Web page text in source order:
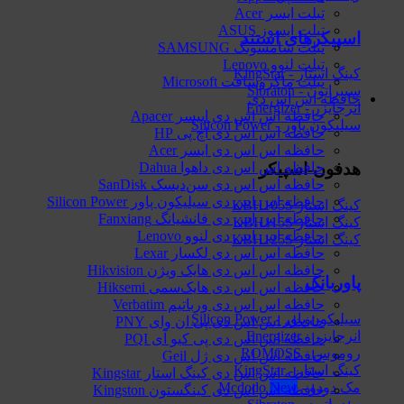
اسپیکرهای استند
کینگ استار - KingStar
سیبراتون - Sibraton
انرجایزر - Energizer
سیلیکون پاور - Silicon Power
هدفون-اسپیکر
کینگ استار KBH105S
کینگ استار KBH115S
کینگ استار KBH125S
پاوربانک
سیلیکون پاور - Silicon Power
انرجایزر - Energizer
روموس - ROMOSS
کینگ استار - KingStar
مک دودو - Mcdodo
تبلت ایسر Acer
تبلت ایسوز ASUS
تبلت سامسونگ SAMSUNG
تبلت لنوو Lenovo
تبلت ماکروسافت Microsoft
حافظه اس اس دی
حافظه اس اس دی اپیسر Apacer
حافظه اس اس دی اچ پی HP
حافظه اس اس دی ایسر Acer
حافظه اس اس دی داهوا Dahua
حافظه اس اس دی سن‌دیسک SanDisk
حافظه اس اس دی سیلیکون پاور Silicon Power
حافظه اس اس دی فانشیانگ Fanxiang
حافظه اس اس دی لنوو Lenovo
حافظه اس اس دی لکسار Lexar
حافظه اس اس دی هایک‌ ویژن Hikvision
حافظه اس اس دی هایک‌سمی Hiksemi
حافظه اس اس دی ورباتیم Verbatim
حافظه اس اس دی پی ان وای PNY
حافظه اس اس دی پی کیو آی PQI
حافظه اس اس دی ژل Geil
حافظه اس اس دی کینگ استار Kingstar
حافظه اس اس دی کینگستون Kingston